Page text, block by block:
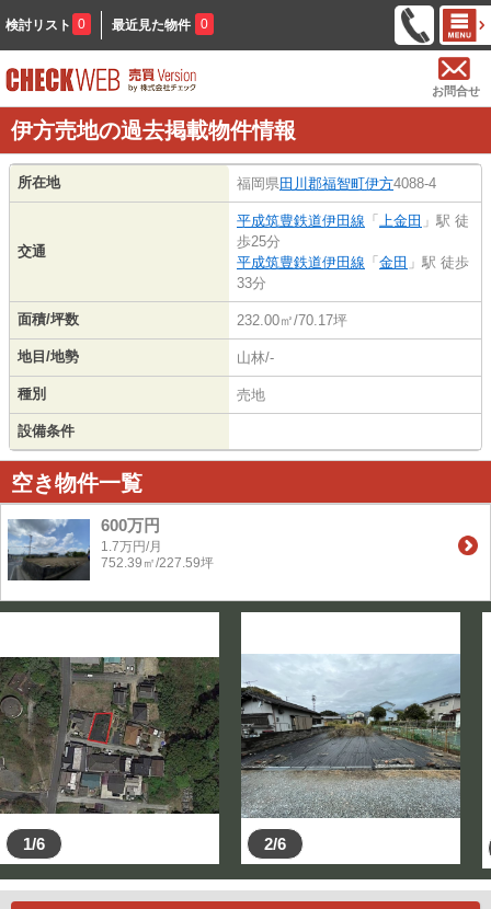
検討リスト 0 最近見た物件 0
お問合せ
伊方売地の過去掲載物件情報
所在地 福岡県 田川郡福智町伊方4088-4
交通
平成筑豊鉄道伊田線 「 上金田 」駅 徒
歩25分
平成筑豊鉄道伊田線 「 金田 」駅 徒歩
33分
面積/坪数 232.00㎡/70.17坪
地目/地勢 山林/-
種別 売地
設備条件
空き物件一覧
600万円
1.7万円/月
752.39㎡/227.59坪
1/6 2/6